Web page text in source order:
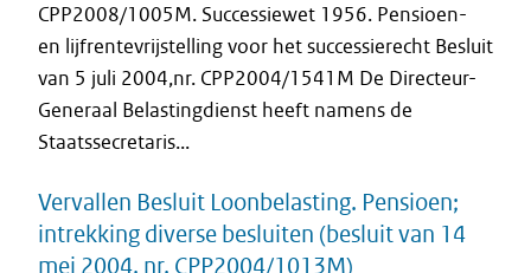
CPP2008/1005M. Successiewet 1956. Pensioen-
en lijfrentevrijstelling voor het successierecht Besluit
van 5 juli 2004,nr. CPP2004/1541M De Directeur-
Generaal Belastingdienst heeft namens de
Staatssecretaris...
Vervallen Besluit Loonbelasting. Pensioen;
intrekking diverse besluiten (besluit van 14
mei 2004, nr. CPP2004/1013M)